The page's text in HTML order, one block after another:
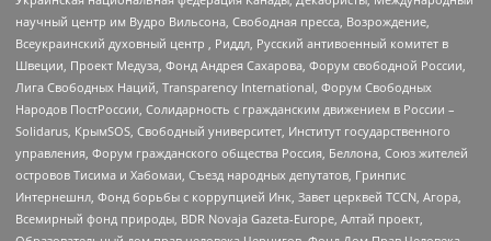
научный центр им Вудро Вильсона, Свободная пресса, Возрождение,
Всеукраинский духовный центр , Риддл, Русский антивоенный комитет в
Швеции, Проект Медуза, Фонд Андрея Сахарова, Форум свободной России,
Лига Свободных Наций, Transparеncy International, Форум Свободных
Народов ПостРоссии, Солидарность с гражданским движением в России –
Solidarus, КрымSOS, Свободный университет, Институт государственного
управления, Форум гражданского общества Россия, Беллона, Союз жителей
островов Тисима и Хабомаи, Съезд народных депутатов, Гринпис
Интернешнл, Фонд борьбы с коррупцией Инк, Завет церквей TCCN, Агора,
Всемирный фонд природы, BDR Novaja Gazeta-Europe, Алтай проект,